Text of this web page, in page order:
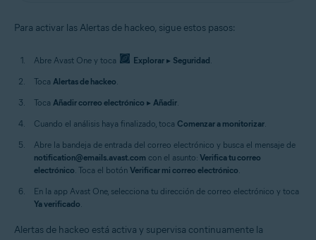
Para activar las Alertas de hackeo, sigue estos pasos:
Abre Avast One y toca Explorar ▸ Seguridad.
Toca Alertas de hackeo.
Toca Añadir correo electrónico ▸ Añadir.
Cuando el análisis haya finalizado, toca Comenzar a monitorizar.
Abre la bandeja de entrada del correo electrónico y busca el mensaje de
notification@emails.avast.com con el asunto: Verifica tu correo
electrónico. Toca el botón Verificar mi correo electrónico.
En la app Avast One, selecciona tu dirección de correo electrónico y toca
Ya verificado.
Alertas de hackeo está activa y supervisa continuamente la